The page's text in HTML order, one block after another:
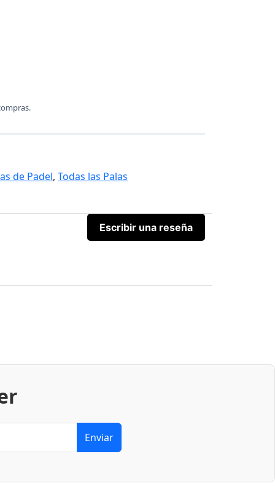
de Padel, Todas las Palas
Escribir una reseña
Enviar